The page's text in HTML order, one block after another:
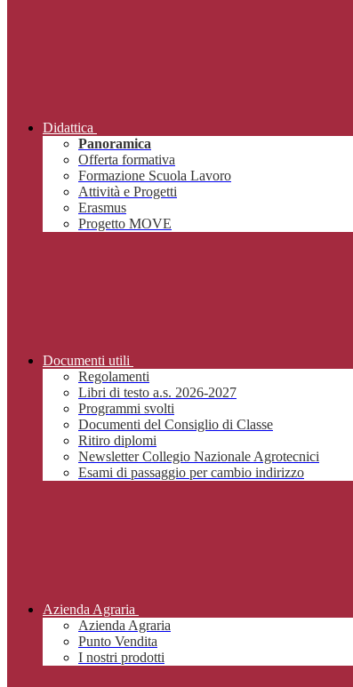
Didattica
Panoramica
Offerta formativa
Formazione Scuola Lavoro
Attività e Progetti
Erasmus
Progetto MOVE
Documenti utili
Regolamenti
Libri di testo a.s. 2026-2027
Programmi svolti
Documenti del Consiglio di Classe
Ritiro diplomi
Newsletter Collegio Nazionale Agrotecnici
Esami di passaggio per cambio indirizzo
Azienda Agraria
Azienda Agraria
Punto Vendita
I nostri prodotti